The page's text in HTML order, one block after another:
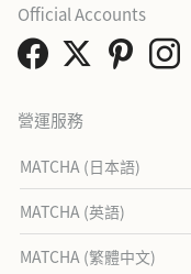
營運服務
MATCHA (日本語)
MATCHA (英語)
MATCHA (繁體中文)
Official Accounts